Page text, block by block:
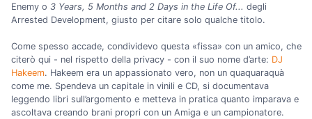
Enemy o 3 Years, 5 Months and 2 Days in the Life Of... degli
Arrested Development, giusto per citare solo qualche titolo.
Come spesso accade, condividevo questa «fissa» con un amico, che
citerò qui - nel rispetto della privacy - con il suo nome d’arte: DJ
Hakeem. Hakeem era un appassionato vero, non un quaquaraquà
come me. Spendeva un capitale in vinili e CD, si documentava
leggendo libri sull’argomento e metteva in pratica quanto imparava e
ascoltava creando brani propri con un Amiga e un campionatore.